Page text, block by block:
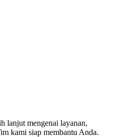
lanjut mengenai layanan,
kami siap membantu Anda.